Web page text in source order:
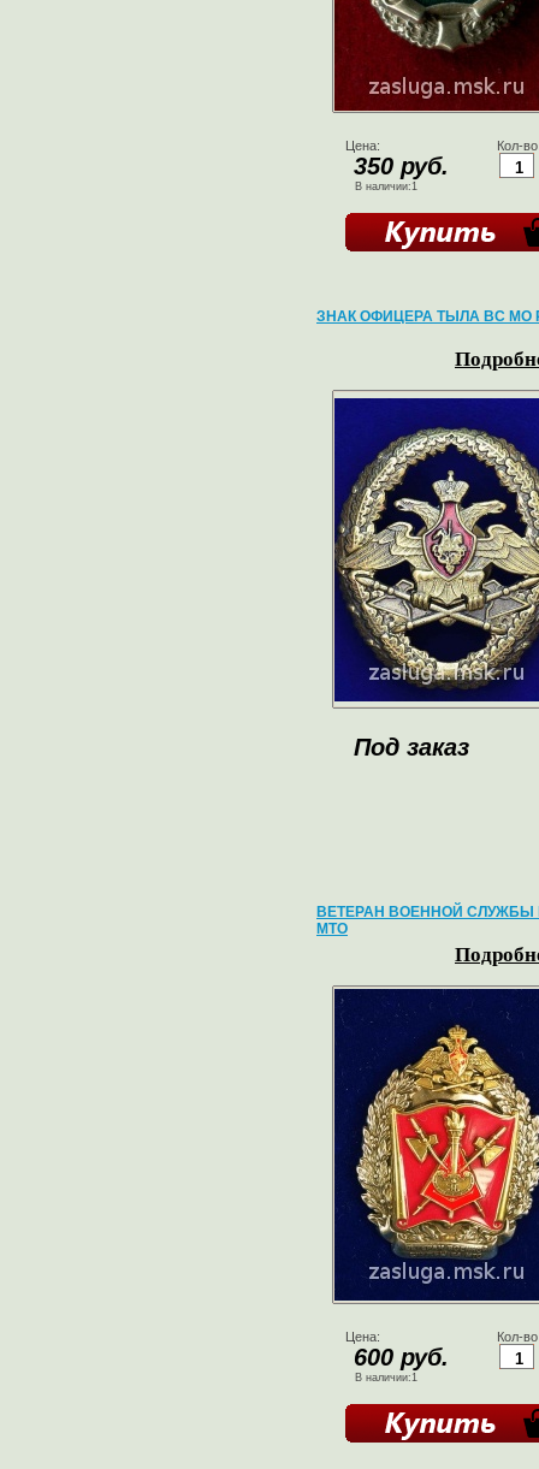
Цена:
350 руб.
В наличии:1
Кол-
ЗНАК ОФИЦЕРА ТЫЛА ВС МО
Под заказ
ВЕТЕРАН ВОЕННОЙ СЛУЖБЫ
МТО
Цена:
600 руб.
В наличии:1
Кол-